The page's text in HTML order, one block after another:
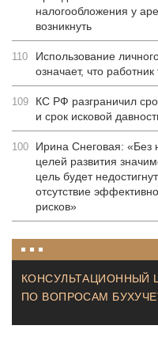
налогообложения у
возникнуть
110
Использование
означает, что
109
КС РФ разграничил
и срок исковой
100
Ирина Снеговая: «Без
целей развития
цель будет
отсутствие
рисков»
КОНСУЛЬТАЦИОННЫЙ
ПО ВОПРОСАМ